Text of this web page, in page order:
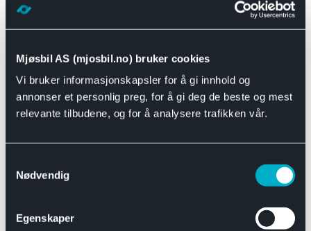
Mjøsbil AS (mjosbil.no) bruker cookies
Vi bruker informasjonskapsler for å gi innhold og
annonser et personlig preg, for å gi deg de beste og mest
relevante tilbudene, og for å analysere trafikken vår.
Nødvendig
Egenskaper
Motor og drivverk
Se alle Universal
Bremsedeler
Se alle Bremsedeler
Bremsenippler
Drivline og motor
Se alle Drivline og motor
Eksosanlegg